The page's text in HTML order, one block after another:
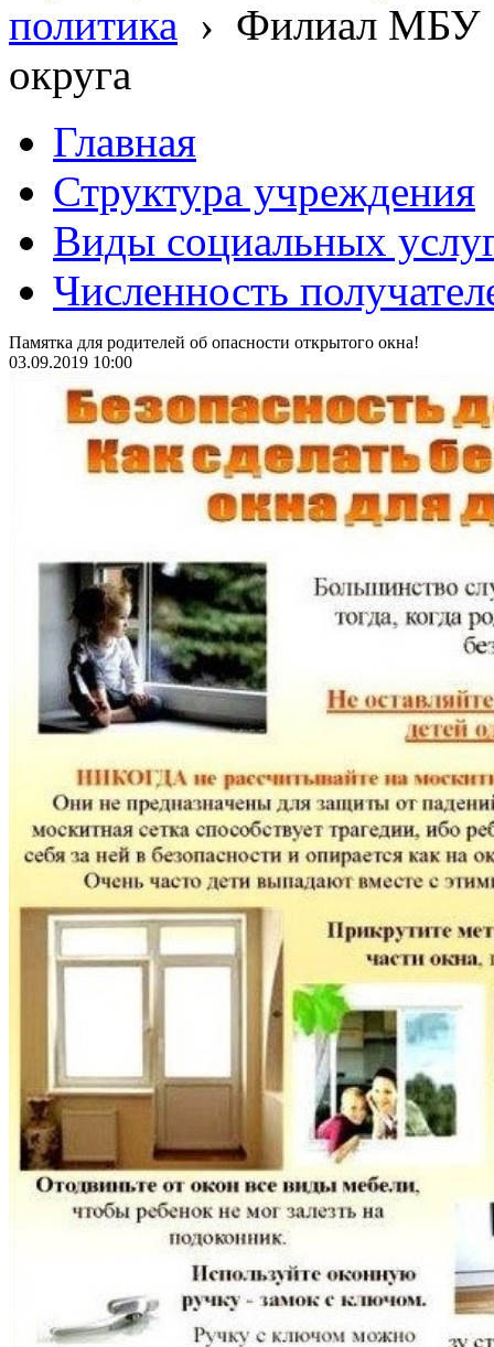
политика › Филиал МБУ
округа
Главная
Структура учреждения
Виды социальных
Численность
Памятка для родителей об опасности открытого окна!
03.09.2019 10:00